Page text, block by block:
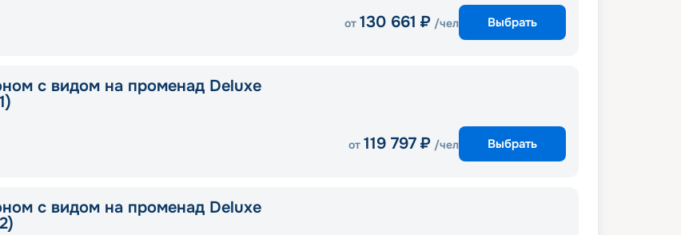
от 130 661 ₽ /чел Выбрать
с видом на променад Deluxe
от 119 797 ₽ /чел Выбрать
с видом на променад Deluxe